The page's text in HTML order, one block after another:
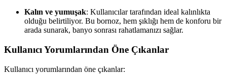
Kalın ve yumuşak: Kullanıcılar tarafından ideal kalınlıkta
olduğu belirtiliyor. Bu bornoz, hem şıklığı hem de konforu bir
arada sunarak, banyo sonrası rahatlamanızı sağlar.
Kullanıcı Yorumlarından Öne Çıkanlar
Kullanıcı yorumlarından öne çıkanlar: